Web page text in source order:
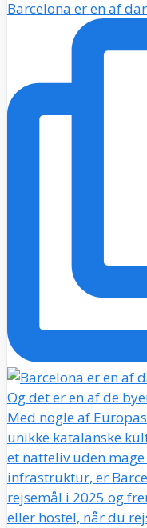
Barcelona er en af